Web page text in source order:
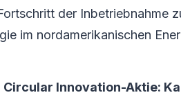
der Inbetriebnahme
im nordamerikanischen
Circular Innovation-Aktie: